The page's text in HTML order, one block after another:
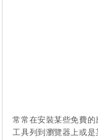
常常在安裝某些免費
工具列到瀏覽器上或